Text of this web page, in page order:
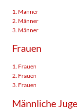
1. Männer
2. Männer
3. Männer
Frauen
1. Frauen
2. Frauen
3. Frauen
Männliche